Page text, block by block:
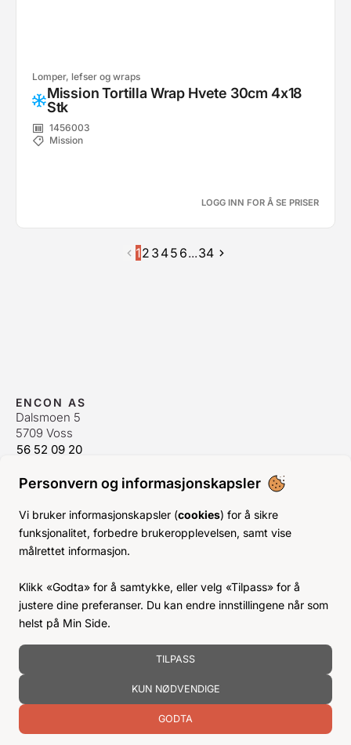
Personvern og informasjonskapsler
Vi bruker informasjonskapsler (cookies) for å sikre
funksjonalitet, forbedre brukeropplevelsen, samt vise
målrettet informasjon.
Klikk «Godta» for å samtykke, eller velg «Tilpass» for å
justere dine preferanser. Du kan endre innstillingene når som
helst på Min Side.
TILPASS
KUN NØDVENDIGE
GODTA
Lomper, lefser og wraps
Mission Tortilla Wrap Hvete 30cm 4x18
Stk
1456003
Mission
LOGG INN FOR Å SE PRISER
12 3 45 6...34
ENCON AS
Dalsmoen 5
5709 Voss
56 52 09 20
ÅPNINGSTIDER ORDREKONTOR
Man-Fre:08–16
Lør-Søn: Stengt
Helligdager:Stengt
KJØPSVILKÅR
BLI KUNDE